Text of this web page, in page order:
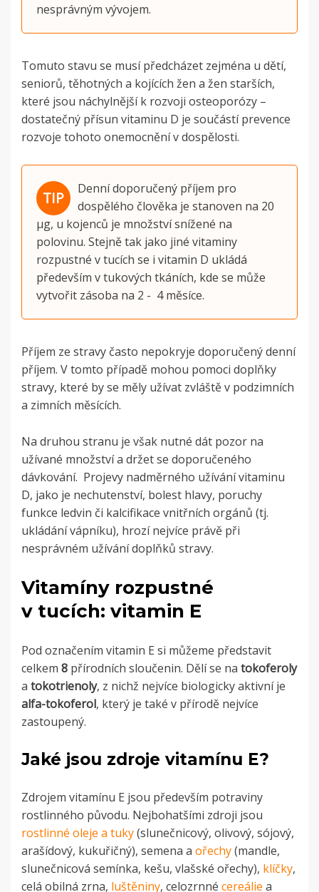
nesprávným vývojem.
Tomuto stavu se musí předcházet zejména u dětí,
seniorů, těhotných a kojících žen a žen starších,
které jsou náchylnější k rozvoji osteoporózy –
dostatečný přísun vitaminu D je součástí prevence
rozvoje tohoto onemocnění v dospělosti.
Denní doporučený příjem pro
dospělého člověka je stanoven na 20
µg, u kojenců je množství snížené na
polovinu. Stejně tak jako jiné vitaminy
rozpustné v tucích se i vitamin D ukládá
především v tukových tkáních, kde se může
vytvořit zásoba na 2 - 4 měsíce.
Příjem ze stravy často nepokryje doporučený denní
příjem. V tomto případě mohou pomoci doplňky
stravy, které by se měly užívat zvláště v podzimních
a zimních měsících.
Na druhou stranu je však nutné dát pozor na
užívané množství a držet se doporučeného
dávkování. Projevy nadměrného užívání vitaminu
D, jako je nechutenství, bolest hlavy, poruchy
funkce ledvin či kalcifikace vnitřních orgánů (tj.
ukládání vápníku), hrozí nejvíce právě při
nesprávném užívání doplňků stravy.
Vitamíny rozpustné
v tucích: vitamin E
Pod označením vitamin E si můžeme představit
celkem 8 přírodních sloučenin. Dělí se na tokoferoly
a tokotrienoly, z nichž nejvíce biologicky aktivní je
alfa-tokoferol, který je také v přírodě nejvíce
zastoupený.
Jaké jsou zdroje vitamínu E?
Zdrojem vitamínu E jsou především potraviny
rostlinného původu. Nejbohatšími zdroji jsou
rostlinné oleje a tuky(slunečnicový, olivový, sójový,
arašídový, kukuřičný), semena a ořechy(mandle,
slunečnicová semínka, kešu, vlašské ořechy), klíčky,
celá obilná zrna, luštěniny, celozrnné cereálie a